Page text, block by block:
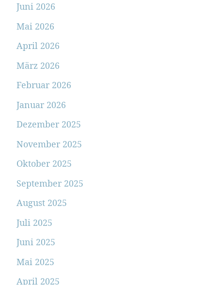
Juni 2026
Mai 2026
April 2026
März 2026
Februar 2026
Januar 2026
Dezember 2025
November 2025
Oktober 2025
September 2025
August 2025
Juli 2025
Juni 2025
Mai 2025
April 2025